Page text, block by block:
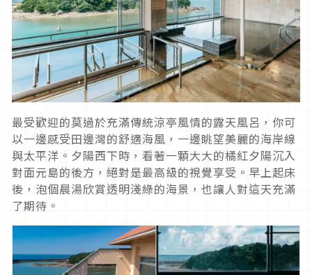
最受歡迎的莫過於充滿傳統涼亭風情的露天風呂，你可
以一邊感受田邊灣的舒適海風，一邊眺望美麗的海岸線
與太平洋。夕陽西下時，看著一顆大大的橘紅夕陽沉入
對面元島的後方，絕對是最高級的視覺享受。早上起床
後，泡個晨湯欣賞透明淺綠的海景，也讓人對這天充滿
了期待。